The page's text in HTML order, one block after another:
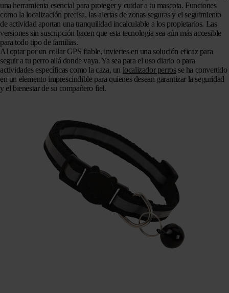
una herramienta esencial para proteger y cuidar a tu mascota. Funciones
como la localización precisa, las alertas de zonas seguras y el seguimiento
de actividad aportan una tranquilidad incalculable a los propietarios. Las
versiones sin suscripción hacen que esta tecnología sea aún más accesible
para todo tipo de familias.
Al optar por un collar GPS fiable, inviertes en una solución eficaz para
seguir a tu perro allá donde vaya. Ya sea para el uso diario o para
actividades específicas como la caza, un localizador perrosse ha convertido
en un elemento imprescindible para quienes desean garantizar la seguridad
y el bienestar de su compañero fiel.